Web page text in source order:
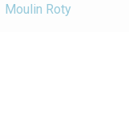
Moulin Roty